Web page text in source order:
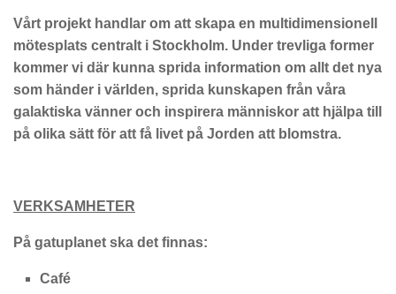
Vårt projekt handlar om att skapa en multidimensionell
mötesplats centralt i Stockholm. Under trevliga former
kommer vi där kunna sprida information om allt det nya
som händer i världen, sprida kunskapen från våra
galaktiska vänner och inspirera människor att hjälpa till
på olika sätt för att få livet på Jorden att blomstra.
VERKSAMHETER
På gatuplanet ska det finnas:
Café